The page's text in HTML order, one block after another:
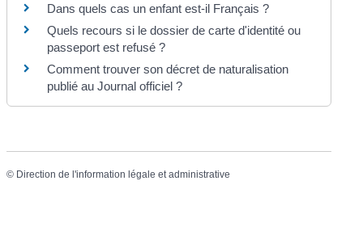
Dans quels cas un enfant est-il Français ?
Quels recours si le dossier de carte d'identité ou
passeport est refusé ?
Comment trouver son décret de naturalisation
publié au Journal officiel ?
© Direction de l'information légale et administrative